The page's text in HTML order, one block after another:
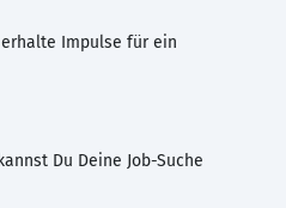
Impulse für ein
Du Deine Job-Suche